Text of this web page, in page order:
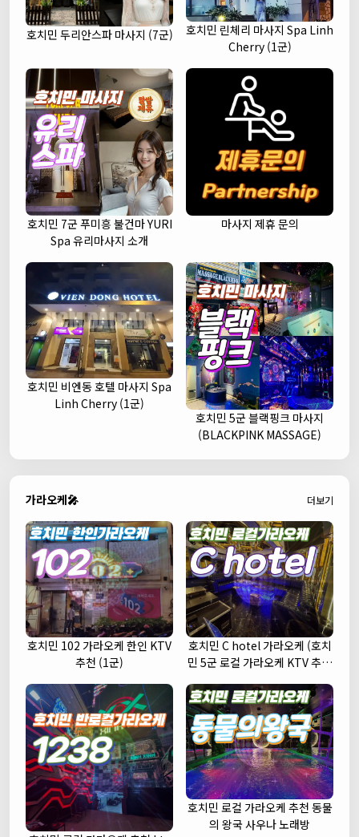
호치민 두리안스파 마사지 (7군)
호치민 린체리 마사지 Spa Linh
Cherry (1군)
호치민 7군 푸미흥 불건마 YURI
Spa 유리마사지 소개
마사지 제휴 문의
호치민 비엔동 호텔 마사지 Spa
Linh Cherry (1군)
호치민 5군 블랙핑크 마사지
(BLACKPINK MASSAGE)
가라오케🎤 더보기
호치민 102 가라오케 한인 KTV
추천 (1군)
호치민 C hotel 가라오케 (호치
민 5군 로컬 가라오케 KTV 추천
호치민 로컬 가라오케 추천 동물
의 왕국 사우나 노래방